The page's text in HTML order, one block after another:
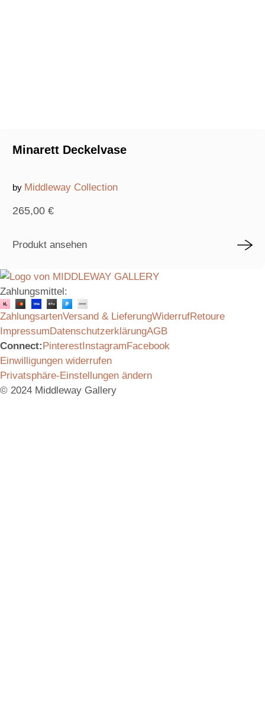
Minarett Deckelvase
by Middleway Collection
265,00 €
Produkt ansehen
Zahlungsmittel:
ZahlungsartenVersand & LieferungWiderrufRetoure
Impressum DatenschutzerklärungAGB
Connect: Pinterest Instagram Facebook
Einwilligungen widerrufen
Privatsphäre-Einstellungen ändern
© 2024 Middleway Gallery